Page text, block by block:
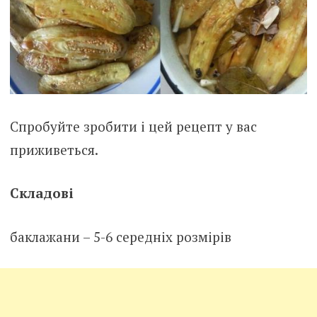
Спробуйте зробити і цей рецепт у вас
приживеться.
Складові
баклажани – 5-6 середніх розмірів